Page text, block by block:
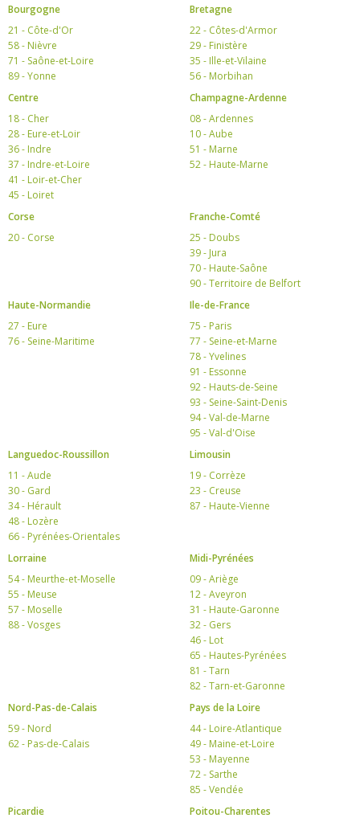
Bourgogne
21 - Côte-d'Or
58 - Nièvre
71 - Saône-et-Loire
89 - Yonne
Bretagne
22 - Côtes-d'Armor
29 - Finistère
35 - Ille-et-Vilaine
56 - Morbihan
Centre
18 - Cher
28 - Eure-et-Loir
36 - Indre
37 - Indre-et-Loire
41 - Loir-et-Cher
45 - Loiret
Champagne-Ardenne
08 - Ardennes
10 - Aube
51 - Marne
52 - Haute-Marne
Corse
20 - Corse
Franche-Comté
25 - Doubs
39 - Jura
70 - Haute-Saône
90 - Territoire de Belfort
Haute-Normandie
27 - Eure
76 - Seine-Maritime
Ile-de-France
75 - Paris
77 - Seine-et-Marne
78 - Yvelines
91 - Essonne
92 - Hauts-de-Seine
93 - Seine-Saint-Denis
94 - Val-de-Marne
95 - Val-d'Oise
Languedoc-Roussillon
11 - Aude
30 - Gard
34 - Hérault
48 - Lozère
66 - Pyrénées-Orientales
Limousin
19 - Corrèze
23 - Creuse
87 - Haute-Vienne
Lorraine
54 - Meurthe-et-Moselle
55 - Meuse
57 - Moselle
88 - Vosges
Midi-Pyrénées
09 - Ariège
12 - Aveyron
31 - Haute-Garonne
32 - Gers
46 - Lot
65 - Hautes-Pyrénées
81 - Tarn
82 - Tarn-et-Garonne
Nord-Pas-de-Calais
59 - Nord
62 - Pas-de-Calais
Pays de la Loire
44 - Loire-Atlantique
49 - Maine-et-Loire
53 - Mayenne
72 - Sarthe
85 - Vendée
Picardie
Poitou-Charentes